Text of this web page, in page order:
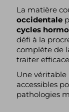
La matière
occidentale
cycles
défi à la
complète de
traiter
Une véritable
accessibles
pathologies